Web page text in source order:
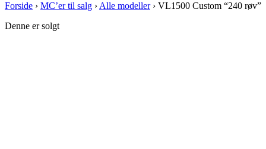
Forside › MC’er til salg › Alle modeller› VL1500 Custom “240 røv”
Denne er solgt